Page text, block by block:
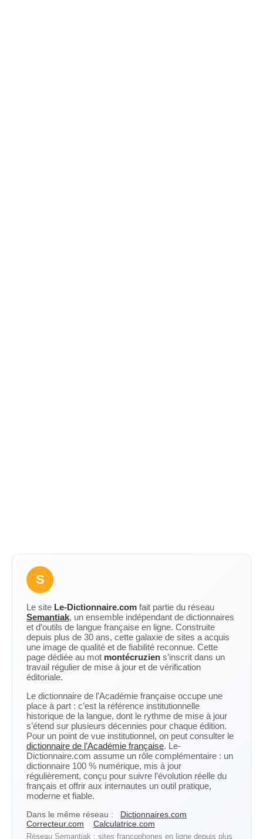
S
Le site Le-Dictionnaire.com fait partie du réseau
Semantiak, un ensemble indépendant de dictionnaires
et d’outils de langue française en ligne. Construite
depuis plus de 30 ans, cette galaxie de sites a acquis
une image de qualité et de fiabilité reconnue. Cette
page dédiée au mot montécruzien s’inscrit dans un
travail régulier de mise à jour et de vérification
éditoriale.
Le dictionnaire de l’Académie française occupe une
place à part : c’est la référence institutionnelle
historique de la langue, dont le rythme de mise à jour
s’étend sur plusieurs décennies pour chaque édition.
Pour un point de vue institutionnel, on peut consulter le
dictionnaire de l’Académie française. Le-
Dictionnaire.com assume un rôle complémentaire : un
dictionnaire 100 % numérique, mis à jour
régulièrement, conçu pour suivre l’évolution réelle du
français et offrir aux internautes un outil pratique,
moderne et fiable.
Dans le même réseau :
Dictionnaires.com
Correcteur.com
Calculatrice.com
Réseau Semantiak : sites francophones en ligne depuis plus